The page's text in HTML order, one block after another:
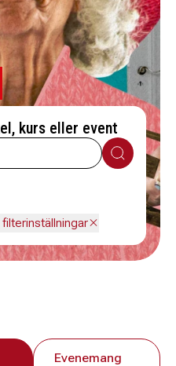
kurs eller event
Sök
filterinställningar
Evenemang